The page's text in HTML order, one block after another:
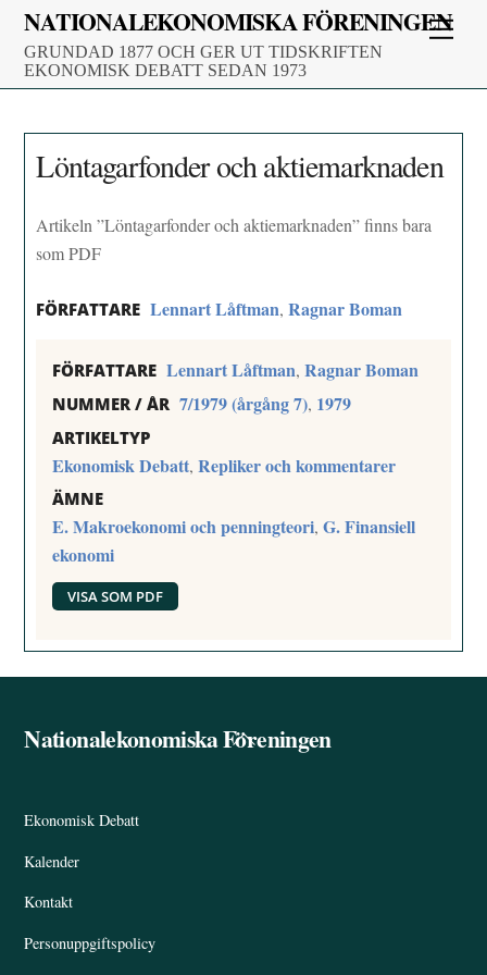
Skip
content
NATIONALEKONOMISKA FÖRENINGEN
GRUNDAD 1877 OCH GER UT TIDSKRIFTEN
EKONOMISK DEBATT SEDAN 1973
Löntagarfonder och aktiemarknaden
Artikeln ”Löntagarfonder och aktiemarknaden” finns bara
som PDF
FÖRFATTARE Lennart Låftman,Ragnar Boman
FÖRFATTARE Lennart Låftman,Ragnar Boman
NUMMER / ÅR 7/1979 (årgång 7), 1979
ARTIKELTYP
Ekonomisk Debatt,Repliker och kommentarer
ÄMNE
E. Makroekonomi och penningteori,G. Finansiell
ekonomi
VISA SOM PDF
Back
Nationalekonomiska Föreningen
Ekonomisk Debatt
Kalender
Kontakt
Personuppgiftspolicy